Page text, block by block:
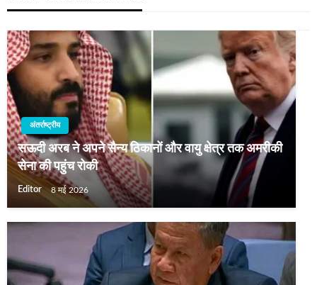
अंतर्राष्ट्रीय
सऊदी अरब ने अपने सैन्‍य ठिकानों और वायु क्षेत्र तक अमरीकी
सेना की पहुंच रोकी
Editor 8 मई 2026